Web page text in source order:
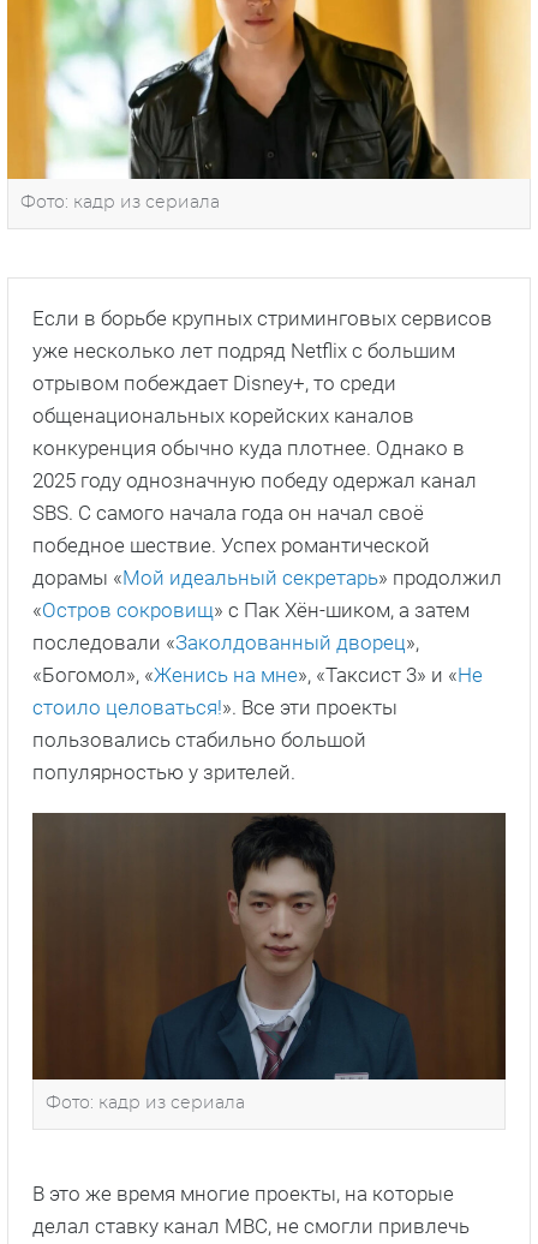
Фото: кадр из сериала
Если в борьбе крупных стриминговых сервисов
уже несколько лет подряд Netflix с большим
отрывом побеждает Disney+, то среди
общенациональных корейских каналов
конкуренция обычно куда плотнее. Однако в
2025 году однозначную победу одержал канал
SBS. С самого начала года он начал своё
победное шествие. Успех романтической
дорамы «Мой идеальный секретарь» продолжил
«Остров сокровищ» с Пак Хён-шиком, а затем
последовали «Заколдованный дворец»,
«Богомол», «Женись на мне», «Таксист 3» и «Не
стоило целоваться!». Все эти проекты
пользовались стабильно большой
популярностью у зрителей.
Фото: кадр из сериала
В это же время многие проекты, на которые
делал ставку канал MBC, не смогли привлечь